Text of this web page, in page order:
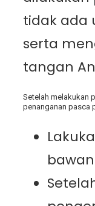
tidak ada
serta
tangan
Setelah melakukan
penanganan pasca